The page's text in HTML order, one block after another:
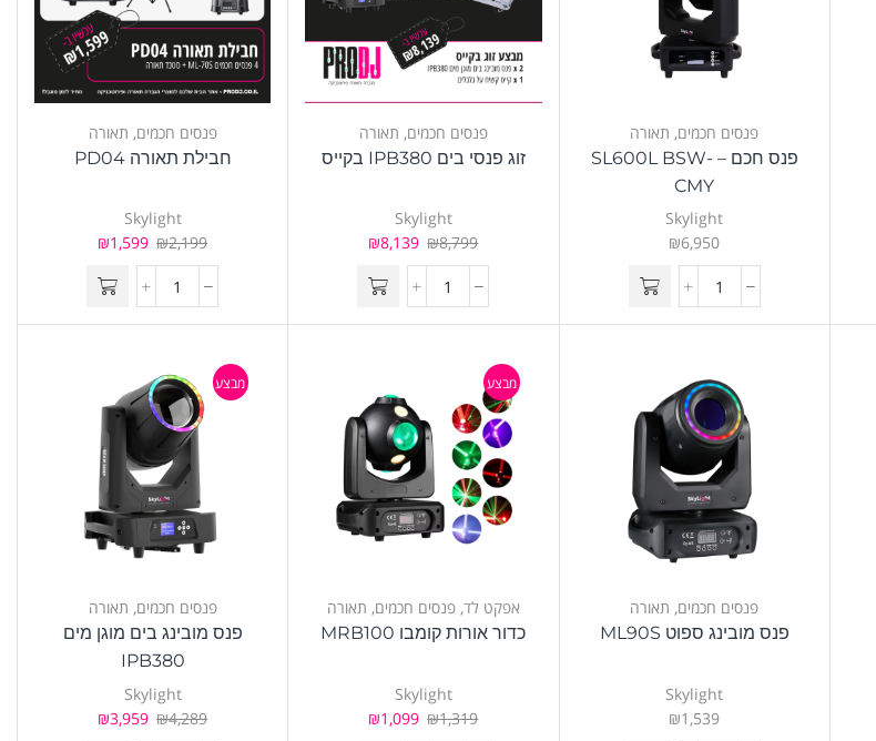
פנסים חכמים, תאורה
פנס חכם – SL600L BSW-
CMY
Skylight
₪6,950
פנסים חכמים, תאורה
זוג פנסי בים IPB380 בקייס
Skylight
₪8,799
₪8,139
פנסים חכמים, תאורה
חבילת תאורה PD04
Skylight
₪2,199
₪1,599
פנסים חכמים, תאורה
פנס מובינג ספוט ML90S
Skylight
₪1,539
מבצע
אפקט לד,פנסים חכמים, תאורה
כדור אורות קומבו MRB100
Skylight
₪1,319
₪1,099
מבצע
פנסים חכמים, תאורה
פנס מובינג בים מוגן מים
IPB380
Skylight
₪4,289
₪3,959